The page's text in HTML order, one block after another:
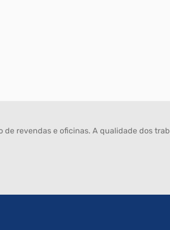
revendas e oficinas. A qualidade dos